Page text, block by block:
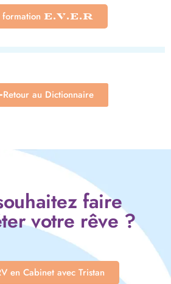
E.V.E.R
Retour au Dictionnaire
faire
votre rêve ?
en Cabinet avec Tristan